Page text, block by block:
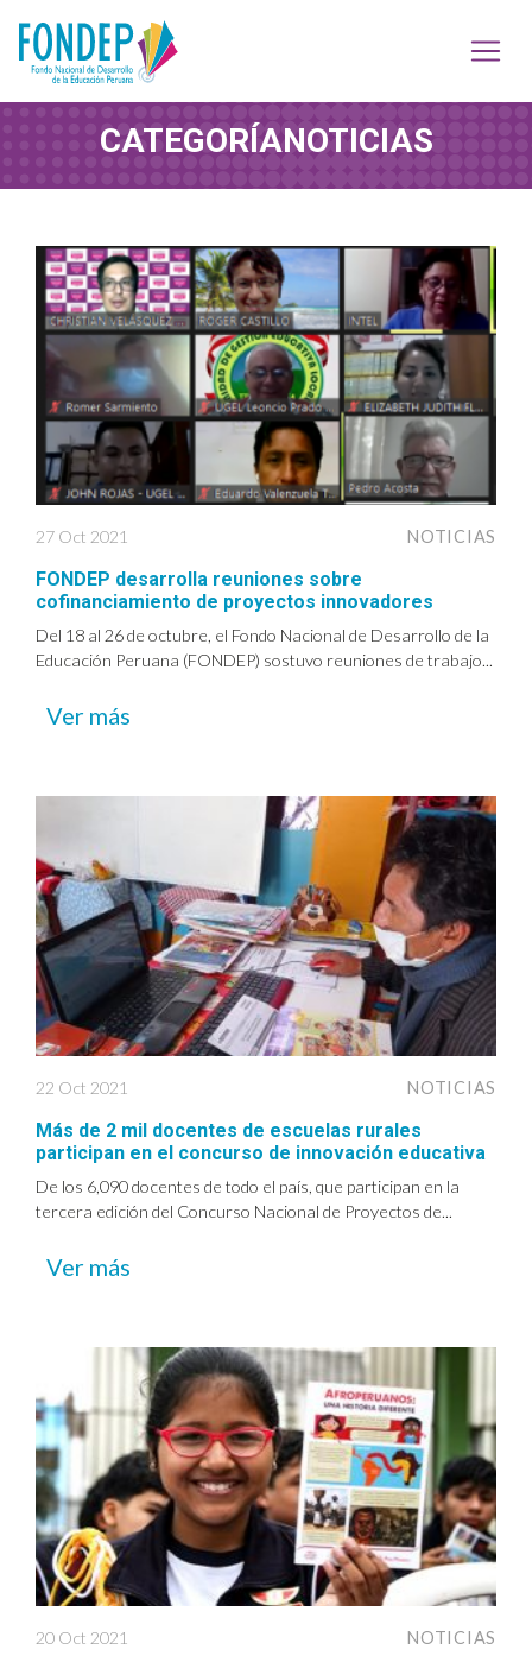
CATEGORÍANOTICIAS
27 Oct 2021 NOTICIAS
FONDEP desarrolla reuniones sobre
cofinanciamiento de proyectos innovadores
Del 18 al 26 de octubre, el Fondo Nacional de Desarrollo de la
Educación Peruana (FONDEP) sostuvo reuniones de trabajo...
Ver más
22 Oct 2021 NOTICIAS
Más de 2 mil docentes de escuelas rurales
participan en el concurso de innovación educativa
De los 6,090 docentes de todo el país, que participan en la
tercera edición del Concurso Nacional de Proyectos de...
Ver más
20 Oct 2021 NOTICIAS